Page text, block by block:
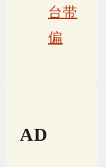
台带
偏
AD